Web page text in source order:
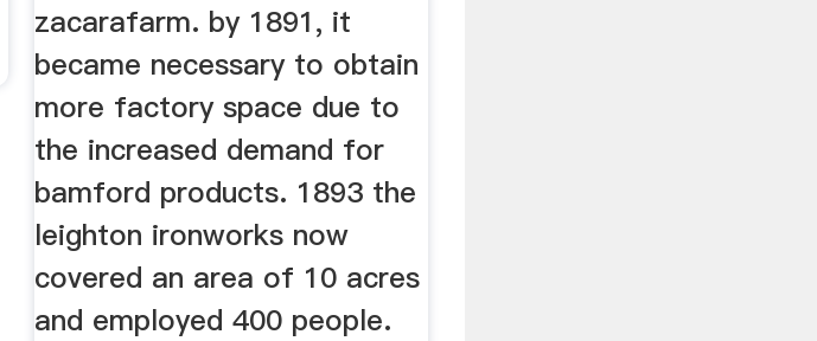
zacarafarm. by 1891, it
became necessary to obtain
more factory space due to
the increased demand for
bamford products. 1893 the
leighton ironworks now
covered an area of 10 acres
and employed 400 people.